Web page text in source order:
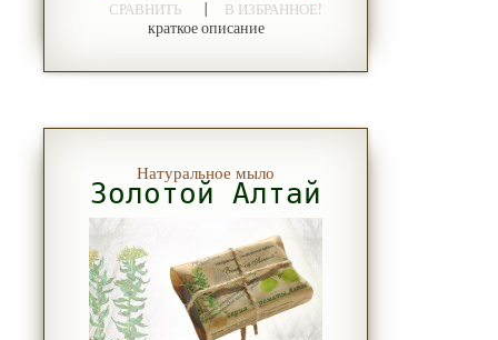
СРАВНИТЬ В ИЗБРАННОЕ!
краткое описание
Натуральное мыло
Золотой Алтай